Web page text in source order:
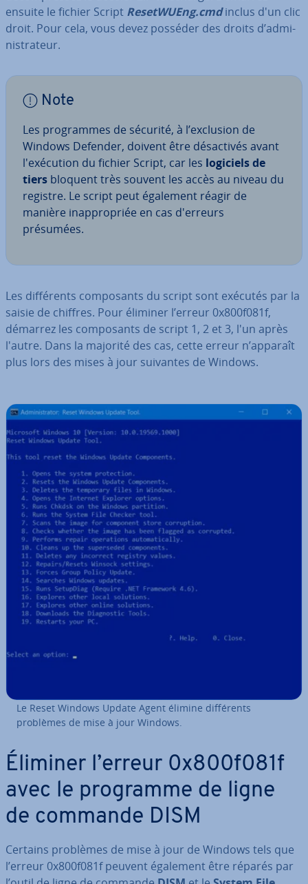
ensuite le fichier Script Re­set­WUEng.cmdinclus d'un clic
droit. Pour cela, vous devez posséder des droits d’ad­mi­
nis­tra­teur.
Note
Les pro­grammes de sécurité, à l’exclusion de
Windows Defender, doivent être dé­sac­ti­vés avant
l'exé­cu­tion du fichier Script, car les logiciels de
tiers bloquent très souvent les accès au niveau du
registre. Le script peut également réagir de
manière inap­pro­priée en cas d'erreurs
présumées.
Les dif­fé­rents com­po­sants du script sont exécutés par la
saisie de chiffres. Pour éliminer l’erreur 0x800f081f,
démarrez les com­po­sants de script 1, 2 et 3, l'un après
l'autre. Dans la majorité des cas, cette erreur n’apparaît
plus lors des mises à jour suivantes de Windows.
Le Reset Windows Update Agent élimine dif­fé­rents
problèmes de mise à jour Windows.
Éliminer l’erreur 0x800f081f
avec le programme de ligne
de commande DISM
Certains problèmes de mise à jour de Windows tels que
l’erreur 0x800f081f peuvent également être réparés par